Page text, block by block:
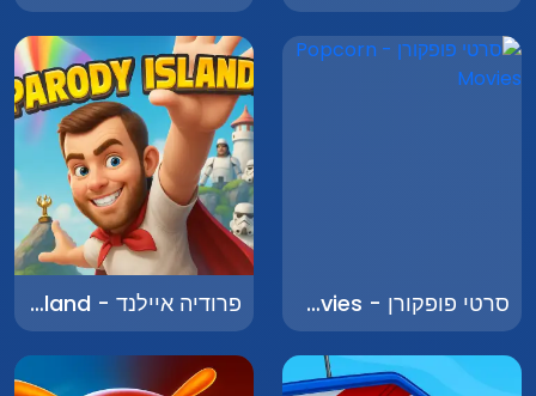
סרטי פופקורן - Popcorn Movies פרודיה איילנד - Parody Island